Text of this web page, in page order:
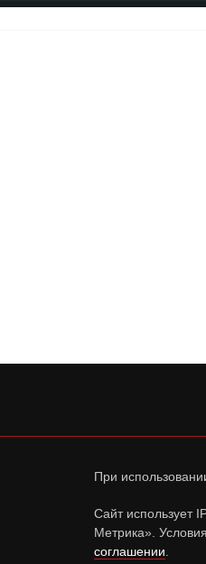
При
Сайт использует
Метрика».
соглашении